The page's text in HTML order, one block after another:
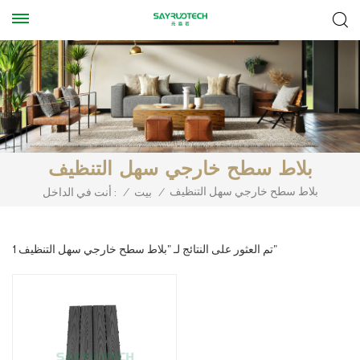
بلاط سطح خارجي سهل التنظيف
أنت في الداخل : / بيت / بلاط سطح خارجي سهل التنظيف
1 تم العثور على النتائج لـ "بلاط سطح خارجي سهل التنظيف"